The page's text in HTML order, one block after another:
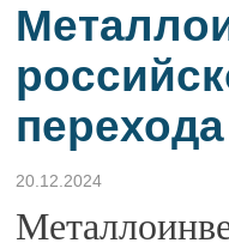
перехода
20.12.2024